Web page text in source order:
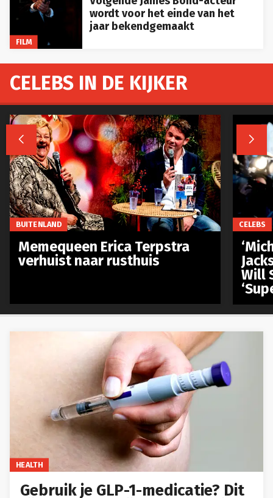
FILM
wordt voor het einde van het
jaar bekendgemaakt
HEALTH
Gebruik je GLP-1-medicatie? Dit
CELEBS IN DE KIJKER
 
BUITENLAND
Memequeen Erica Terpstra
verhuist naar rusthuis
CELEBS
Will